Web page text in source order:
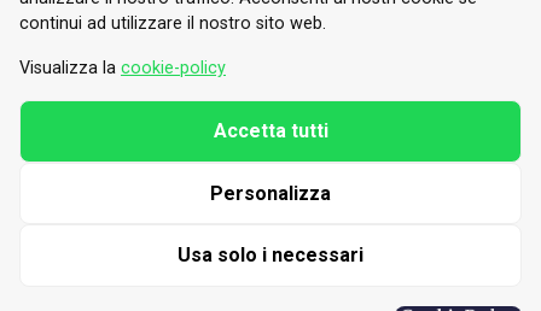
Tesori di Arte e Cultura Alpina
Tel.
E-mail.info@vallesusa-tesori.it
continui ad utilizzare il nostro sito web.
Visualizza la cookie-policy
Usa solo i necessari
Personalizza
Accetta tutti